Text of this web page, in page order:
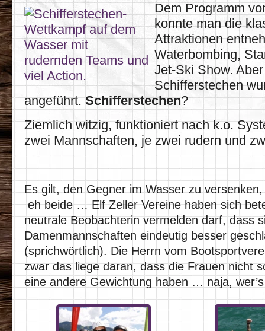
Dem Programm
konnte man die
Attraktionen
Waterbombing,
Jet-Ski Show.
Schifferstechen
angeführt.Schifferstechen?
Ziemlich witzig, funktioniert nach k.o.
zwei Mannschaften, je zwei rudern und
Es gilt, den Gegner im Wasser zu
eh beide … Elf Zeller Vereine haben sich
neutrale Beobachterin vermelden darf, dass
Damenmannschaften eindeutig besser
(sprichwörtlich). Die Herrn vom
zwar das liege daran, dass die Frauen nicht
eine andere Gewichtung haben … naja,